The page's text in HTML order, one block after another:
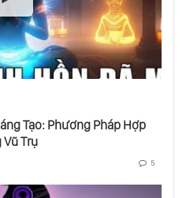
Ngẫu Nhiên Là Gì?
Hết Khổ
Tạo: Phương Pháp Hợp
Trụ
5